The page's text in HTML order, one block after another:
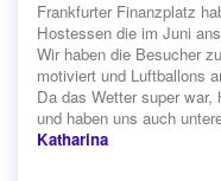
Frankfurter Finanzplatz
Hostessen die im Juni
Wir haben die Besucher
motiviert und Luftballons
Da das Wetter super
und haben uns auch
Katharina